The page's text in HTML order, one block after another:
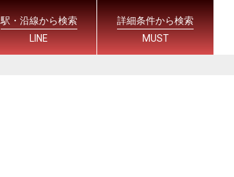
駅・沿線から検索
LINE
詳細条件から検索
MUST